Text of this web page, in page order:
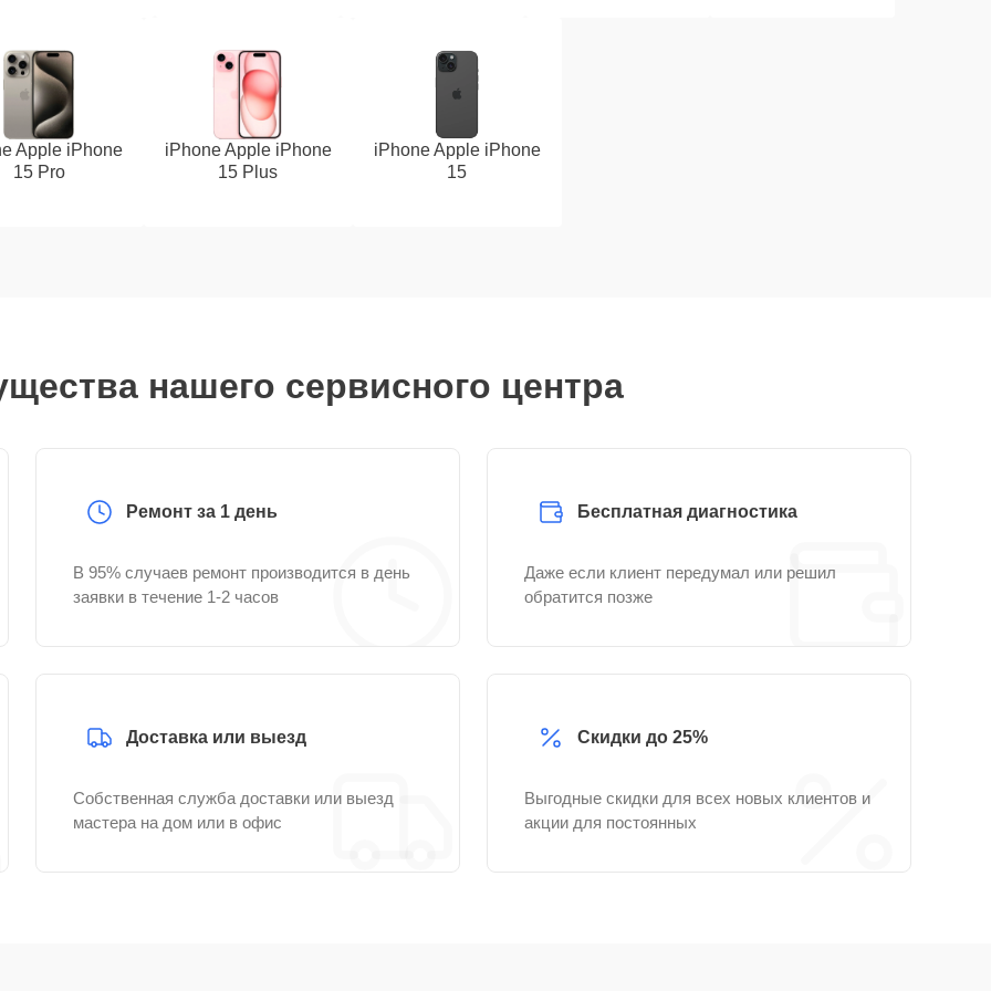
Apple iPhone
15 Pro
iPhone Apple iPhone
15 Plus
iPhone Apple iPhone
15
нашего сервисного центра
Ремонт за 1 день
В 95% случаев ремонт производится в день
заявки в течение 1-2 часов
Бесплатная диагностика
Даже если клиент передумал или решил
обратится позже
Доставка или выезд
Собственная служба доставки или выезд
мастера на дом или в офис
Скидки до 25%
Выгодные скидки для всех новых клиентов и
акции для постоянных